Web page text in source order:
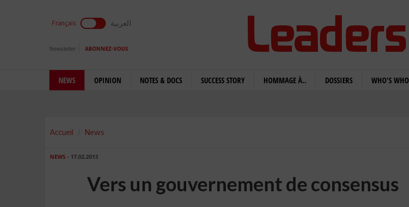
Français العربية
Newsletter ABONNEZ-VOUS
NEWS OPINION NOTES & DOCS SUCCESS STORY HOMMAGE À.. DOSSIERS WHO'S WHO
Accueil News
NEWS - 17.02.2013
Vers un gouvernement de consensus